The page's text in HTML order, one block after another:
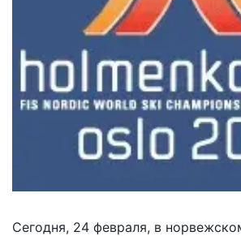
Сегодня, 24 февраля, в